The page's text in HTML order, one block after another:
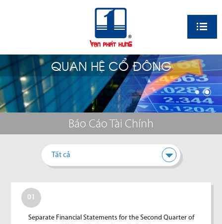
QUAN HỆ CỔ ĐÔNG
Báo Cáo Tài Chính
Tất cả
01
Separate Financial Statements for the Second Quarter of